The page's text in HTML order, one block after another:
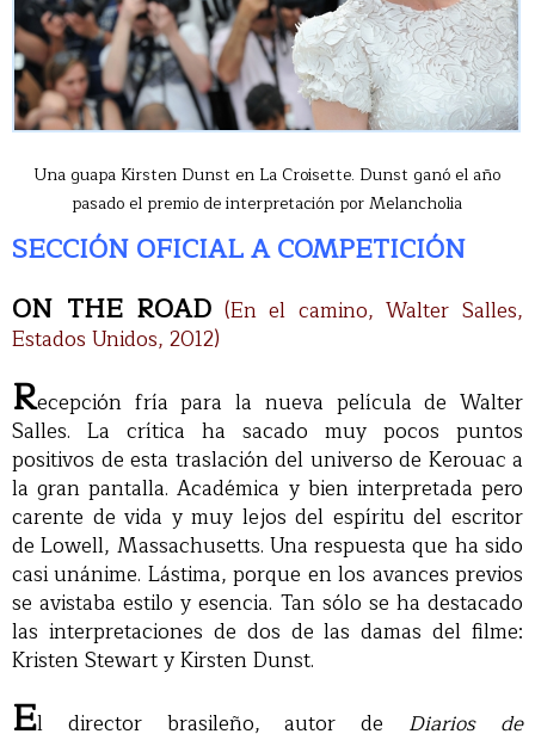
Una guapa Kirsten Dunst en La Croisette. Dunst ganó el año
pasado el premio de interpretación por Melancholia
SECCIÓN OFICIAL A COMPETICIÓN
ON THE ROAD (En el camino, Walter Salles,
Estados Unidos, 2012)
Recepción fría para la nueva película de Walter
Salles. La crítica ha sacado muy pocos puntos
positivos de esta traslación del universo de Kerouac a
la gran pantalla. Académica y bien interpretada pero
carente de vida y muy lejos del espíritu del escritor
de Lowell, Massachusetts. Una respuesta que ha sido
casi unánime. Lástima, porque en los avances previos
se avistaba estilo y esencia. Tan sólo se ha destacado
las interpretaciones de dos de las damas del filme:
Kristen Stewart y Kirsten Dunst.
El director brasileño, autor de Diarios de